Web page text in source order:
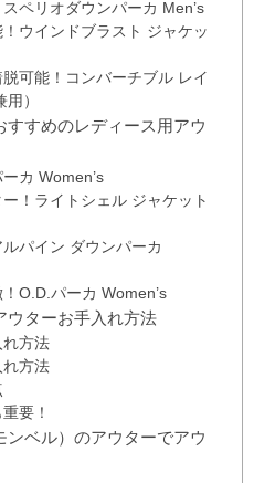
ペリオダウンパーカ Men’s
ウインドブラスト ジャケッ
可能！コンバーチブル レイ
）
すすめのレディース用アウ
カ Women’s
！ライトシェル ジャケット
パイン ダウンパーカ
O.D.パーカ Women’s
ウターお手入れ方法
れ方法
れ方法
要！
ンベル）のアウターでアウ